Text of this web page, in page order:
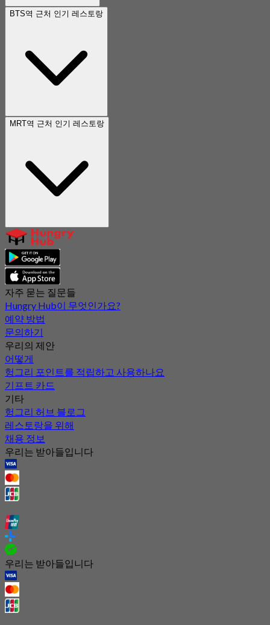
BTS역 근처 인기 레스토랑
MRT역 근처 인기 레스토랑
자주 묻는 질문들
Hungry Hub이 무엇인가요?
예약 방법
문의하기
우리의 제안
어떻게
헝그리 포인트를 적립하고 사용하나요
기프트 카드
기타
헝그리 허브 블로그
레스토랑을 위해
채용 정보
우리는 받아들입니다
우리는 받아들입니다